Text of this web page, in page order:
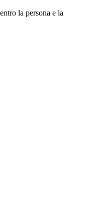
la persona e la